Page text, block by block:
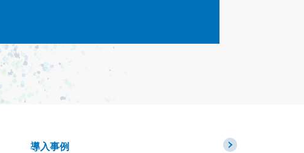
導入事例